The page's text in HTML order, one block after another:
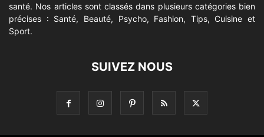
santé. Nos articles sont classés dans plusieurs catégories bien
précises : Santé, Beauté, Psycho, Fashion, Tips, Cuisine et
Sport.
SUIVEZ NOUS